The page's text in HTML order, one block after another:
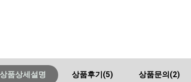
상품상세설명 상품후기(5) 상품문의(2)